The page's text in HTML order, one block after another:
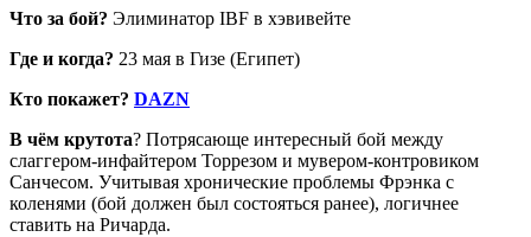
Что за бой? Элиминатор IBF в хэвивейте
Где и когда? 23 мая в Гизе (Египет)
Кто покажет? DAZN
В чём крутота? Потрясающе интересный бой между
слаггером-инфайтером Торрезом и мувером-контровиком
Санчесом. Учитывая хронические проблемы Фрэнка с
коленями (бой должен был состояться ранее), логичнее
ставить на Ричарда.